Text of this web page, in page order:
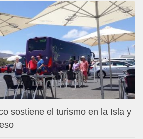
sostiene el turismo en la Isla y